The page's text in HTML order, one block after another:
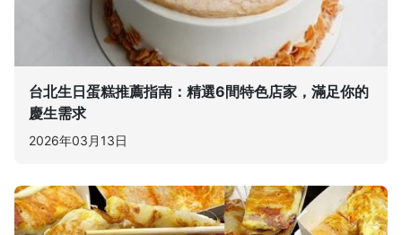
台北生日蛋糕推薦指南：精選6間特色店家，滿足你的
慶生需求
2026年03月13日